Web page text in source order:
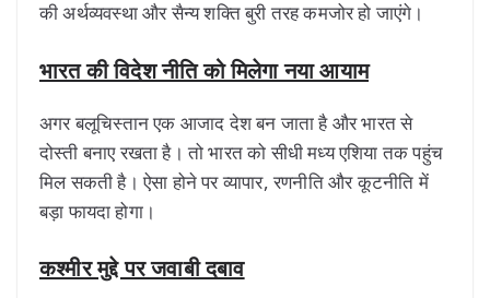
की अर्थव्यवस्था और सैन्य शक्ति बुरी तरह कमजोर हो जाएंगे।
भारत की विदेश नीति को मिलेगा नया आयाम
अगर बलूचिस्तान एक आजाद देश बन जाता है और भारत से
दोस्ती बनाए रखता है। तो भारत को सीधी मध्य एशिया तक पहुंच
मिल सकती है। ऐसा होने पर व्यापार, रणनीति और कूटनीति में
बड़ा फायदा होगा।
कश्मीर मुद्दे पर जवाबी दबाव